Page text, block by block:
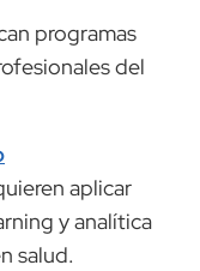
programas
del
aplicar
y analítica
salud.